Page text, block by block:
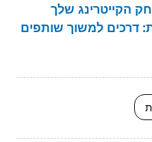
הקייטרינג שלך
דרכים למשוך שותפים